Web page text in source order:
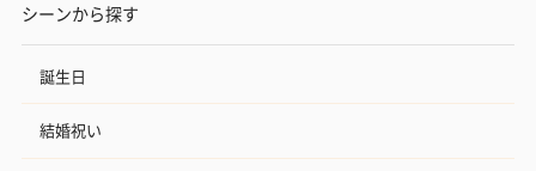
シーンから探す
誕生日
結婚祝い